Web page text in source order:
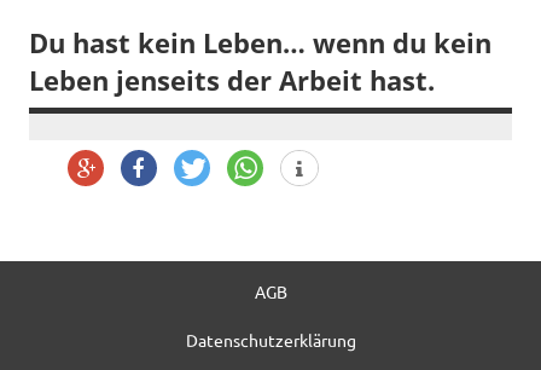
Du hast kein Leben… wenn du kein
Leben jenseits der Arbeit hast.
AGB
Datenschutzerklärung